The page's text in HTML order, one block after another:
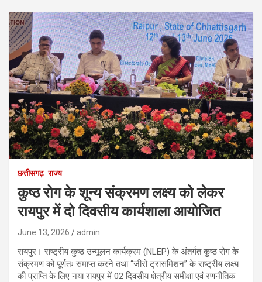
छत्तीसगढ़ राज्य
कुष्ठ रोग के शून्य संक्रमण लक्ष्य को लेकर
रायपुर में दो दिवसीय कार्यशाला आयोजित
June 13, 2026 admin
रायपुर। राष्ट्रीय कुष्ठ उन्मूलन कार्यक्रम (NLEP) के अंतर्गत कुष्ठ रोग के
संक्रमण को पूर्णतः समाप्त करने तथा “जीरो ट्रांसमिशन” के राष्ट्रीय लक्ष्य
की प्राप्ति के लिए नया रायपुर में 02 दिवसीय क्षेत्रीय समीक्षा एवं रणनीतिक